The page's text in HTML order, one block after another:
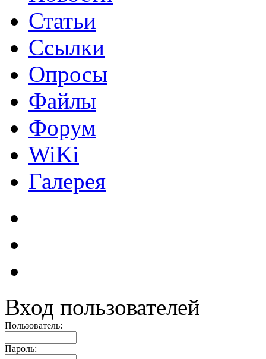
Статьи
Ссылки
Опросы
Файлы
Форум
WiKi
Галерея
Вход пользователей
Пользователь:
Пароль: